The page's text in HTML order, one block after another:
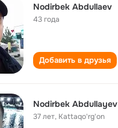
Nodirbek Abdullaev
43 года
Добавить в друзья
Nodirbek Abdullayev
37 лет, Kattaqo'rg'on